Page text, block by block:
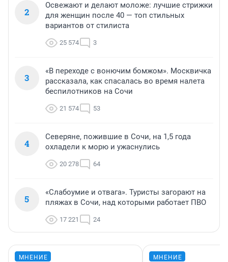
2
Освежают и делают моложе: лучшие стрижки
для женщин после 40 — топ стильных
вариантов от стилиста
25 574 3
3
«В переходе с вонючим бомжом». Москвичка
рассказала, как спасалась во время налета
беспилотников на Сочи
21 574 53
4
Северяне, пожившие в Сочи, на 1,5 года
охладели к морю и ужаснулись
20 278 64
5
«Слабоумие и отвага». Туристы загорают на
пляжах в Сочи, над которыми работает ПВО
17 221 24
МНЕНИЕ МНЕНИЕ